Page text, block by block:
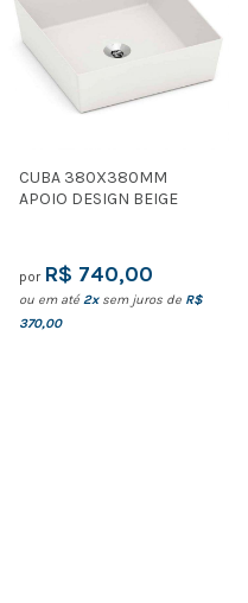
CUBA 380X380MM
APOIO DESIGN BEIGE
por R$ 740,00
ou em até2xsem juros de R$
370,00